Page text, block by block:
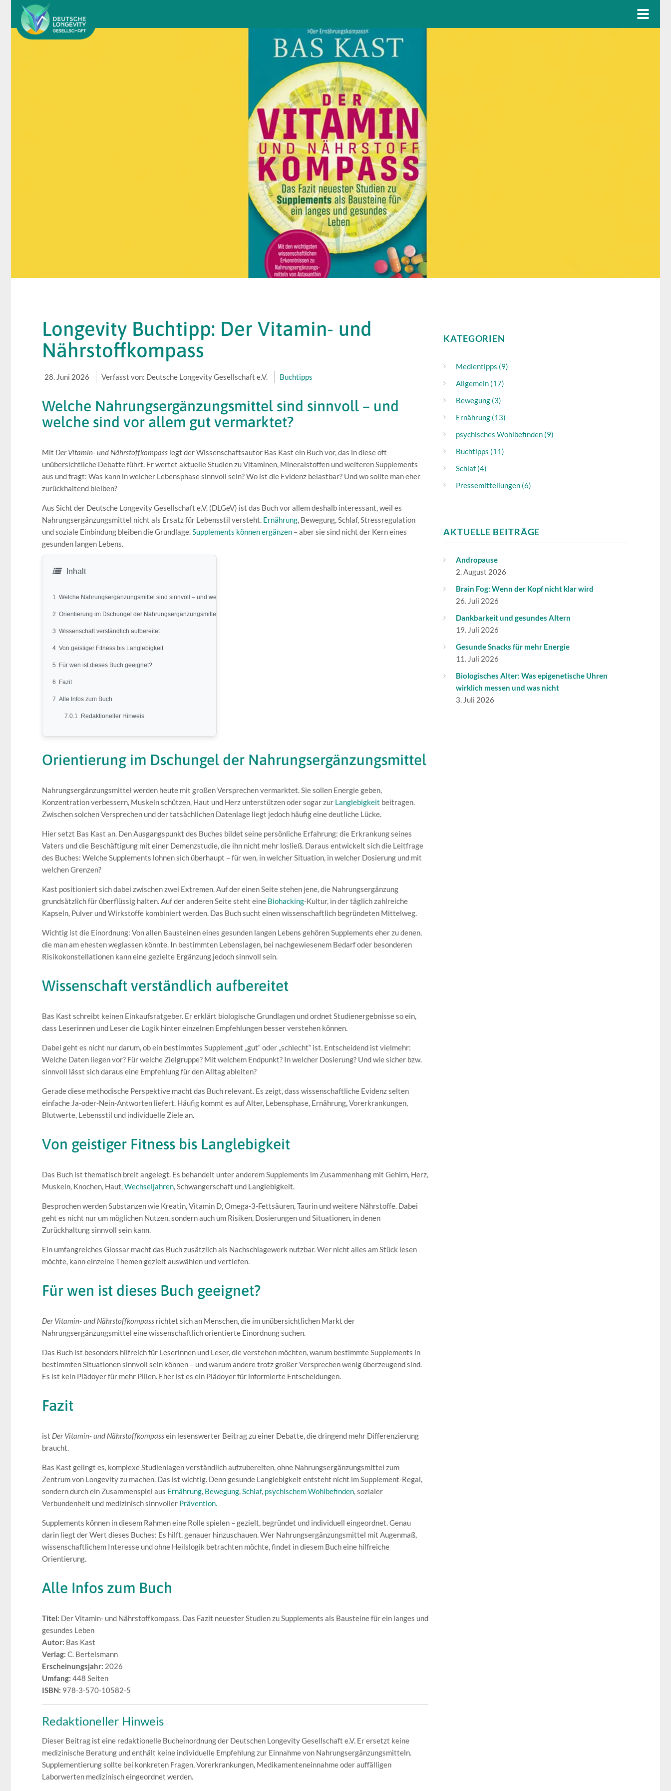
Longevity Buchtipp: Der Vitamin- und
Nährstoffkompass
28. Juni 2026 Verfasst von: Deutsche Longevity Gesellschaft e.V. Buchtipps
Welche Nahrungsergänzungsmittel sind sinnvoll – und
welche sind vor allem gut vermarktet?
Mit Der Vitamin- und Nährstoffkompass legt der Wissenschaftsautor Bas Kast ein Buch vor, das in diese oft
unübersichtliche Debatte führt. Er wertet aktuelle Studien zu Vitaminen, Mineralstoffen und weiteren Supplements
aus und fragt: Was kann in welcher Lebensphase sinnvoll sein? Wo ist die Evidenz belastbar? Und wo sollte man eher
zurückhaltend bleiben?
Aus Sicht der Deutsche Longevity Gesellschaft e.V. (DLGeV) ist das Buch vor allem deshalb interessant, weil es
Nahrungsergänzungsmittel nicht als Ersatz für Lebensstil versteht. Ernährung, Bewegung, Schlaf, Stressregulation
und soziale Einbindung bleiben die Grundlage.Supplements können ergänzen – aber sie sind nicht der Kern eines
gesunden langen Lebens.
Inhalt
1 Welche Nahrungsergänzungsmittel sind sinnvoll – und welche sind vor allem gut vermarktet?
2 Orientierung im Dschungel der Nahrungsergänzungsmittel
3 Wissenschaft verständlich aufbereitet
4 Von geistiger Fitness bis Langlebigkeit
5 Für wen ist dieses Buch geeignet?
6 Fazit
7 Alle Infos zum Buch
7.0.1 Redaktioneller Hinweis
Orientierung im Dschungel der Nahrungsergänzungsmittel
Nahrungsergänzungsmittel werden heute mit großen Versprechen vermarktet. Sie sollen Energie geben,
Konzentration verbessern, Muskeln schützen, Haut und Herz unterstützen oder sogar zur Langlebigkeit beitragen.
Zwischen solchen Versprechen und der tatsächlichen Datenlage liegt jedoch häufig eine deutliche Lücke.
Hier setzt Bas Kast an. Den Ausgangspunkt des Buches bildet seine persönliche Erfahrung: die Erkrankung seines
Vaters und die Beschäftigung mit einer Demenzstudie, die ihn nicht mehr losließ. Daraus entwickelt sich die Leitfrage
des Buches: Welche Supplements lohnen sich überhaupt – für wen, in welcher Situation, in welcher Dosierung und mit
welchen Grenzen?
Kast positioniert sich dabei zwischen zwei Extremen. Auf der einen Seite stehen jene, die Nahrungsergänzung
grundsätzlich für überflüssig halten. Auf der anderen Seite steht eine Biohacking-Kultur, in der täglich zahlreiche
Kapseln, Pulver und Wirkstoffe kombiniert werden. Das Buch sucht einen wissenschaftlich begründeten Mittelweg.
Wichtig ist die Einordnung: Von allen Bausteinen eines gesunden langen Lebens gehören Supplements eher zu denen,
die man am ehesten weglassen könnte. In bestimmten Lebenslagen, bei nachgewiesenem Bedarf oder besonderen
Risikokonstellationen kann eine gezielte Ergänzung jedoch sinnvoll sein.
Wissenschaft verständlich aufbereitet
Bas Kast schreibt keinen Einkaufsratgeber. Er erklärt biologische Grundlagen und ordnet Studienergebnisse so ein,
dass Leserinnen und Leser die Logik hinter einzelnen Empfehlungen besser verstehen können.
Dabei geht es nicht nur darum, ob ein bestimmtes Supplement „gut“ oder „schlecht“ ist. Entscheidend ist vielmehr:
Welche Daten liegen vor? Für welche Zielgruppe? Mit welchem Endpunkt? In welcher Dosierung? Und wie sicher bzw.
sinnvoll lässt sich daraus eine Empfehlung für den Alltag ableiten?
Gerade diese methodische Perspektive macht das Buch relevant. Es zeigt, dass wissenschaftliche Evidenz selten
einfache Ja-oder-Nein-Antworten liefert. Häufig kommt es auf Alter, Lebensphase, Ernährung, Vorerkrankungen,
Blutwerte, Lebensstil und individuelle Ziele an.
Von geistiger Fitness bis Langlebigkeit
Das Buch ist thematisch breit angelegt. Es behandelt unter anderem Supplements im Zusammenhang mit Gehirn, Herz,
Muskeln, Knochen, Haut,Wechseljahren, Schwangerschaft und Langlebigkeit.
Besprochen werden Substanzen wie Kreatin, Vitamin D, Omega-3-Fettsäuren, Taurin und weitere Nährstoffe. Dabei
geht es nicht nur um möglichen Nutzen, sondern auch um Risiken, Dosierungen und Situationen, in denen
Zurückhaltung sinnvoll sein kann.
Ein umfangreiches Glossar macht das Buch zusätzlich als Nachschlagewerk nutzbar. Wer nicht alles am Stück lesen
möchte, kann einzelne Themen gezielt auswählen und vertiefen.
Für wen ist dieses Buch geeignet?
Der Vitamin- und Nährstoffkompass richtet sich an Menschen, die im unübersichtlichen Markt der
Nahrungsergänzungsmittel eine wissenschaftlich orientierte Einordnung suchen.
Das Buch ist besonders hilfreich für Leserinnen und Leser, die verstehen möchten, warum bestimmte Supplements in
bestimmten Situationen sinnvoll sein können – und warum andere trotz großer Versprechen wenig überzeugend sind.
Es ist kein Plädoyer für mehr Pillen. Eher ist es ein Plädoyer für informierte Entscheidungen.
Fazit
ist Der Vitamin- und Nährstoffkompassein lesenswerter Beitrag zu einer Debatte, die dringend mehr Differenzierung
braucht.
Bas Kast gelingt es, komplexe Studienlagen verständlich aufzubereiten, ohne Nahrungsergänzungsmittel zum
Zentrum von Longevity zu machen. Das ist wichtig. Denn gesunde Langlebigkeit entsteht nicht im Supplement-Regal,
sondern durch ein Zusammenspiel aus Ernährung, Bewegung,Schlaf, psychischem Wohlbefinden, sozialer
Verbundenheit und medizinisch sinnvoller Prävention.
Supplements können in diesem Rahmen eine Rolle spielen – gezielt, begründet und individuell eingeordnet. Genau
darin liegt der Wert dieses Buches: Es hilft, genauer hinzuschauen. Wer Nahrungsergänzungsmittel mit Augenmaß,
wissenschaftlichem Interesse und ohne Heilslogik betrachten möchte, findet in diesem Buch eine hilfreiche
Orientierung.
Alle Infos zum Buch
Titel: Der Vitamin- und Nährstoffkompass. Das Fazit neuester Studien zu Supplements als Bausteine für ein langes und
gesundes Leben
Autor: Bas Kast
Verlag: C. Bertelsmann
Erscheinungsjahr: 2026
Umfang: 448 Seiten
ISBN: 978-3-570-10582-5
Redaktioneller Hinweis
Dieser Beitrag ist eine redaktionelle Bucheinordnung der Deutschen Longevity Gesellschaft e.V. Er ersetzt keine
medizinische Beratung und enthält keine individuelle Empfehlung zur Einnahme von Nahrungsergänzungsmitteln.
Supplementierung sollte bei konkreten Fragen, Vorerkrankungen, Medikamenteneinnahme oder auffälligen
Laborwerten medizinisch eingeordnet werden.
KATEGORIEN
Medientipps (9)
Allgemein (17)
Bewegung (3)
Ernährung (13)
psychisches Wohlbefinden (9)
Buchtipps (11)
Schlaf (4)
Pressemitteilungen (6)
AKTUELLE BEITRÄGE
Andropause
2. August 2026
Brain Fog: Wenn der Kopf nicht klar wird
26. Juli 2026
Dankbarkeit und gesundes Altern
19. Juli 2026
Gesunde Snacks für mehr Energie
11. Juli 2026
Biologisches Alter: Was epigenetische Uhren
wirklich messen und was nicht
3. Juli 2026